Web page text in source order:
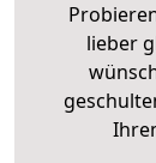
lieber